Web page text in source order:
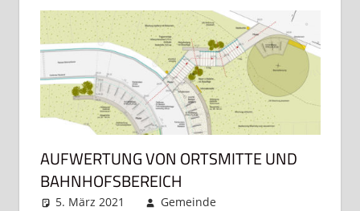
AUFWERTUNG VON ORTSMITTE UND
BAHNHOFSBEREICH
5. März 2021
Gemeinde